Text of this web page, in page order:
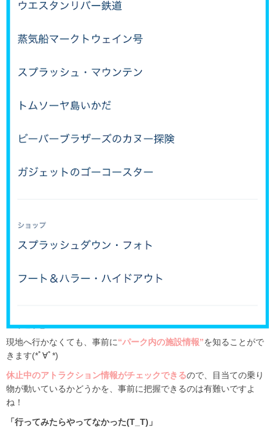
現地へ行かなくても、事前に“パーク内の施設情報”を知ることがで
きます(*ﾟ∀ﾟ*)
休止中のアトラクション情報がチェックできるので、目当ての乗り
物が動いているかどうかを、事前に把握できるのは有難いですよ
ね！
「行ってみたらやってなかった(T_T)」